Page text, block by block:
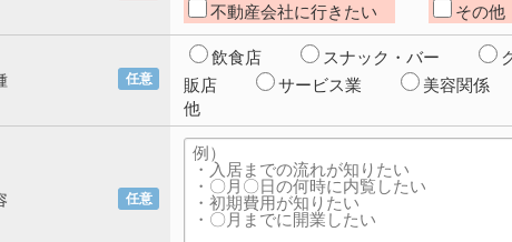
不動産会社に行きたい その他
任意
飲食店 スナック・バー
販店
サービス業 美容関係
他
任意